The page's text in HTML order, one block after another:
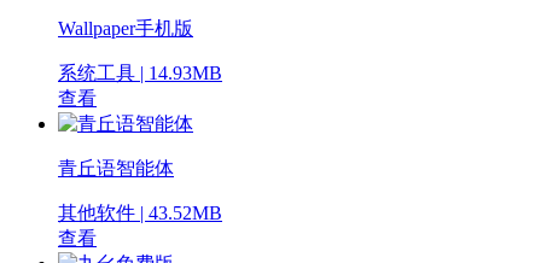
Wallpaper手机版
系统工具 | 14.93MB
查看
青丘语智能体
其他软件 | 43.52MB
查看